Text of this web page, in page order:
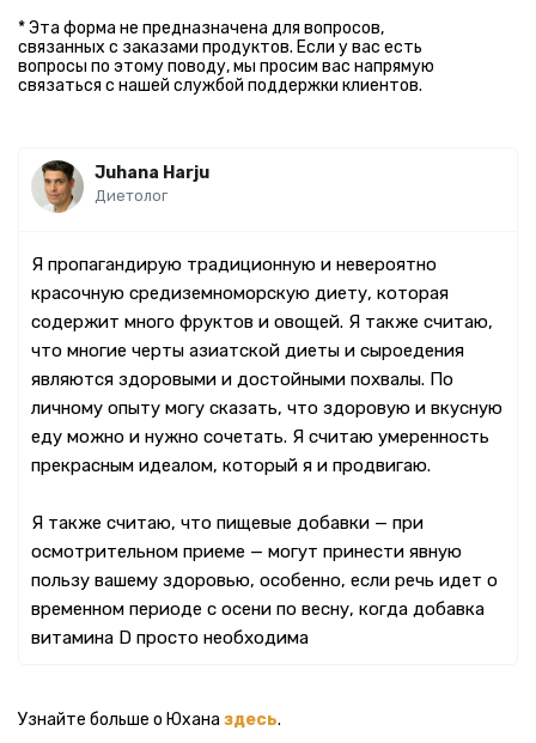
* Эта форма не предназначена для вопросов,
связанных с заказами продуктов. Если у вас есть
вопросы по этому поводу, мы просим вас напрямую
связаться с нашей службой поддержки клиентов.
Juhana Harju
Диетолог
Я пропагандирую традиционную и невероятно
красочную средиземноморскую диету, которая
содержит много фруктов и овощей. Я также считаю,
что многие черты азиатской диеты и сыроедения
являются здоровыми и достойными похвалы. По
личному опыту могу сказать, что здоровую и вкусную
еду можно и нужно сочетать. Я считаю умеренность
прекрасным идеалом, который я и продвигаю.
Я также считаю, что пищевые добавки — при
осмотрительном приеме — могут принести явную
пользу вашему здоровью, особенно, если речь идет о
временном периоде с осени по весну, когда добавка
витамина D просто необходима
Узнайте больше о Юхана здесь.